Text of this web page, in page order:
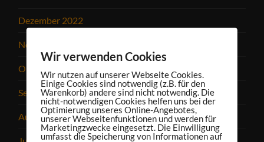
Dezember 2022
November 2022
Oktober 2022
September 2022
August 2022
Wir verwenden Cookies
Wir nutzen auf unserer Webseite Cookies.
Einige Cookies sind notwendig (z.B. für den
Warenkorb) andere sind nicht notwendig. Die
nicht-notwendigen Cookies helfen uns bei der
Optimierung unseres Online-Angebotes,
unserer Webseitenfunktionen und werden für
Marketingzwecke eingesetzt. Die Einwilligung
umfasst die Speicherung von Informationen auf